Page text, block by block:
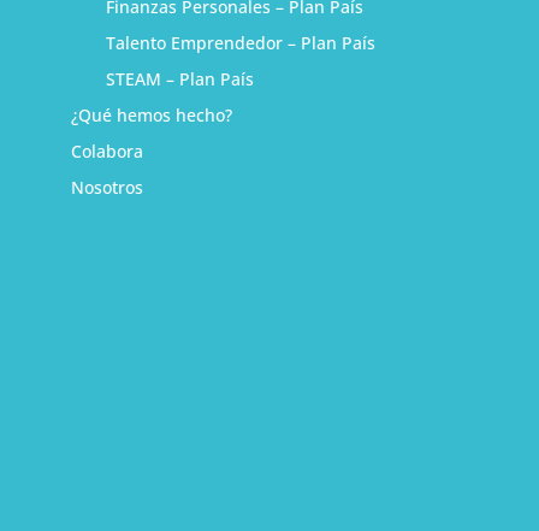
Finanzas Personales – Plan País
Talento Emprendedor – Plan País
STEAM – Plan País
¿Qué hemos hecho?
Colabora
Nosotros